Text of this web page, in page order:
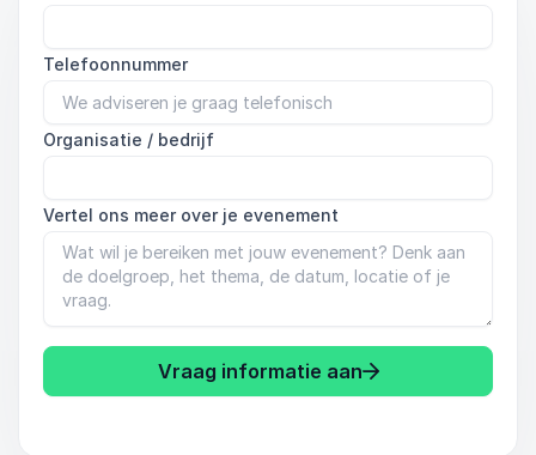
Telefoonnummer
Organisatie / bedrijf
Vertel ons meer over je evenement
Vraag informatie aan